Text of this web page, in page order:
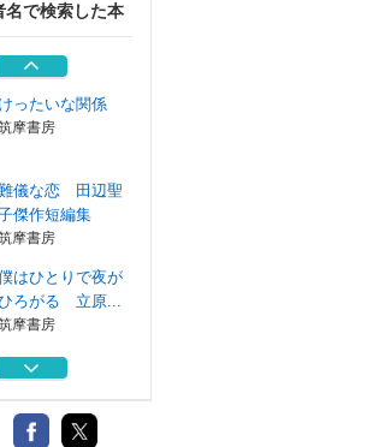
名で検索した本
才バカボンの幸
とは今日もお...
河出書房新社
けったいな関係
摩書房
儀な恋 田辺聖
傑作短編集
摩書房
はひとりで夜が
ろがる 立原...
摩書房
クセスガイド日
山川出版社